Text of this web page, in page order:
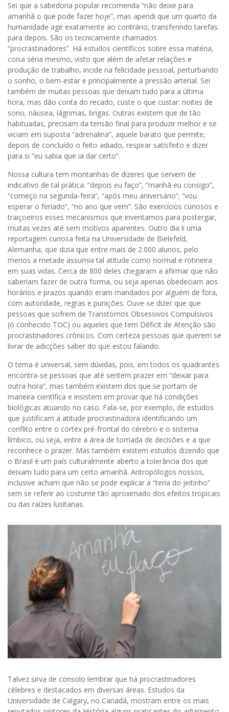
Sei que a sabedoria popular recomenda “não deixe para
amanhã o que pode fazer hoje”, mas apendi que um quarto da
humanidade age exatamente ao contrário, transferindo tarefas
para depois. São os tecnicamente chamados
“procrastinadores”. Há estudos científicos sobre essa matéria,
coisa séria mesmo, visto que além de afetar relações e
produção de trabalho, incide na felicidade pessoal, perturbando
o sonho, o bem-estar e principalmente a pressão arterial. Sei
também de muitas pessoas que deixam tudo para a última
hora, mas dão conta do recado, custe o que custar: noites de
sono, náusea, lágrimas, brigas. Outras existem que de tão
habituadas, precisam da tensão final para produzir melhor e se
viciam em suposta “adrenalina”, aquele barato que permite,
depois de concluído o feito adiado, respirar satisfeito e dizer
para si “eu sabia que ia dar certo”.
Nossa cultura tem montanhas de dizeres que servem de
indicativo de tal prática: “depois eu faço”, “manhã eu consigo”,
“começo na segunda-feira”, “após meu aniversário”; “vou
esperar o feriado”, “no ano que vem”. São exercícios curiosos e
traiçoeiros esses mecanismos que inventamos para postergar,
muitas vezes até sem motivos aparentes. Outro dia li uma
reportagem curiosa feita na Universidade de Bielefeld,
Alemanha, que dizia que entre mais de 2.000 alunos, pelo
menos a metade assumia tal atitude como normal e rotineira
em suas vidas. Cerca de 800 deles chegaram a afirmar que não
saberiam fazer de outra forma, ou seja apenas obedeciam aos
horários e prazos quando eram mandados por alguém de fora,
com autoridade, regras e punições. Ouve-se dizer que que
pessoas que sofrem de Transtornos Obsessivos Compulsivos
(o conhecido TOC) ou aqueles que tem Déficit de Atenção são
procrastinadores crônicos. Com certeza pessoas que querem se
livrar de adicções saber do que estou falando.
O tema é universal, sem dúvidas, pois, em todos os quadrantes
encontra-se pessoas que até sentem prazer em “deixar para
outra hora”, mas também existem dos que se portam de
maneira científica e insistem em provar que há condições
biológicas atuando no caso. Fala-se, por exemplo, de estudos
que justificam a atitude procrastinadora identificando um
conflito entre o córtex pré-frontal do cérebro e o sistema
límbico, ou seja, entre a área de tomada de decisões e a que
reconhece o prazer. Mas também existem estudos dizendo que
o Brasil é um país culturalmente aberto a tolerância dos que
deixam tudo para um certo amanhã. Antropólogos nossos,
inclusive acham que não se pode explicar a “teria do jeitinho”
sem se referir ao costume tão aproximado dos efeitos tropicais
ou das raízes lusitanas.
Talvez sirva de consolo lembrar que há procrastinadores
célebres e destacados em diversas áreas. Estudos da
Universidade de Calgary, no Canadá, mostram entre os mais